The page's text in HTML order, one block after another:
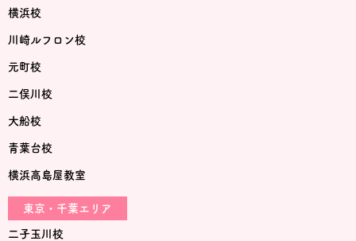
横浜校
川崎ルフロン校
元町校
二俣川校
大船校
青葉台校
横浜高島屋教室
東京・千葉エリア
二子玉川校